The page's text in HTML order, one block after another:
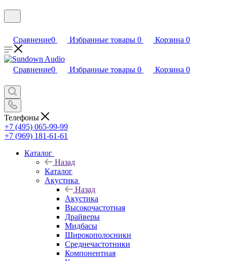
Сравнение0 Избранные товары 0 Корзина 0
Сравнение0 Избранные товары 0 Корзина 0
Телефоны
+7 (495) 065-99-99
+7 (969) 181-61-61
Каталог
Назад
Каталог
Акустика
Назад
Акустика
Высокочастотная
Драйверы
Мидбасы
Широкополосники
Среднечастотники
Компонентная